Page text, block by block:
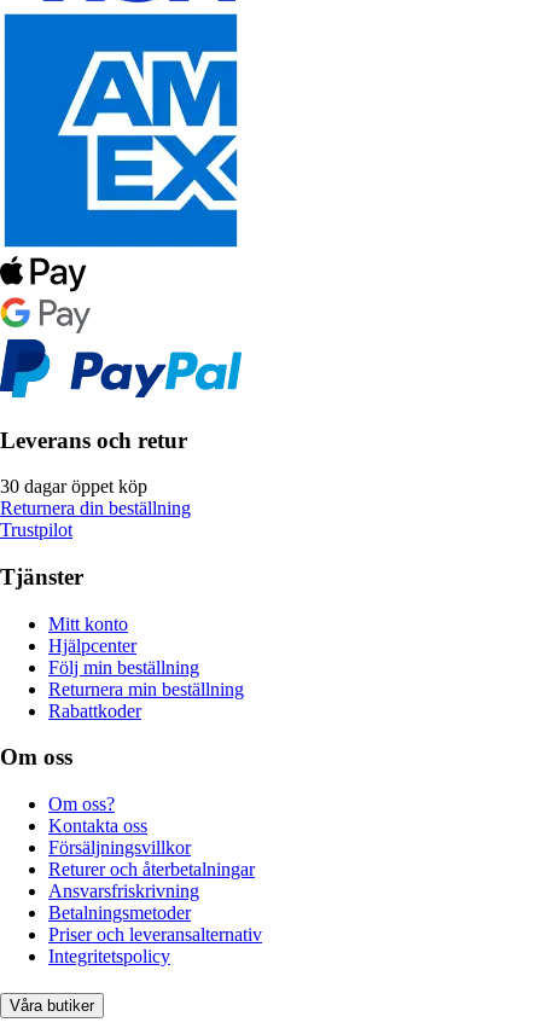
Leverans och retur
30 dagar öppet köp
Returnera din beställning
Trustpilot
Tjänster
Mitt konto
Hjälpcenter
Följ min beställning
Returnera min beställning
Rabattkoder
Om oss
Om oss?
Kontakta oss
Försäljningsvillkor
Returer och återbetalningar
Ansvarsfriskrivning
Betalningsmetoder
Priser och leveransalternativ
Integritetspolicy
Våra butiker